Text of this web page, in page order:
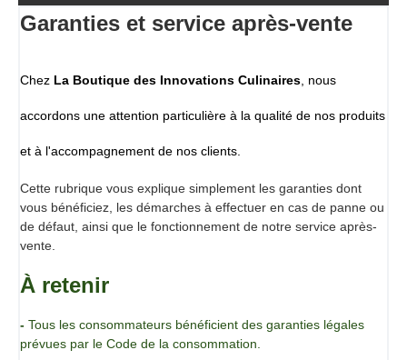
sel], huile de tournesol, arôme bacon 7%, épices 3%
[maltodextrine, arôme (fumée), saccharose, herbes et
alimentaire : E330], colorant [huile de tournesol,
alimentaire : E330]
Valeurs nutritionnelles : (/100 gr)
Energie (kJ)
1544
Energie (Kcal)
369
Protéines (gramme)
11,6
Glucides (gramme)
Graisse (gramme)
Fibres (gramme)
3,9
Sel (gramme) 4
Garanties et service après-vente
Chez La Boutique des Innovations Culinaires , nous
accordons une attention particulière à la qualité de nos produits
et à l'accompagnement de nos clients.
Cette rubrique vous explique simplement les garanties dont
vous bénéficiez, les démarches à effectuer en cas de panne ou
de défaut, ainsi que le fonctionnement de notre service après-
vente.
À retenir
- Tous les consommateurs bénéficient des garanties légales
prévues par le Code de la consommation.